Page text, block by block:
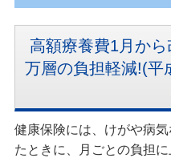
高額療養費1月か
万層の負担軽減!(平
健康保険には、けがや病
たときに、月ごとの負担